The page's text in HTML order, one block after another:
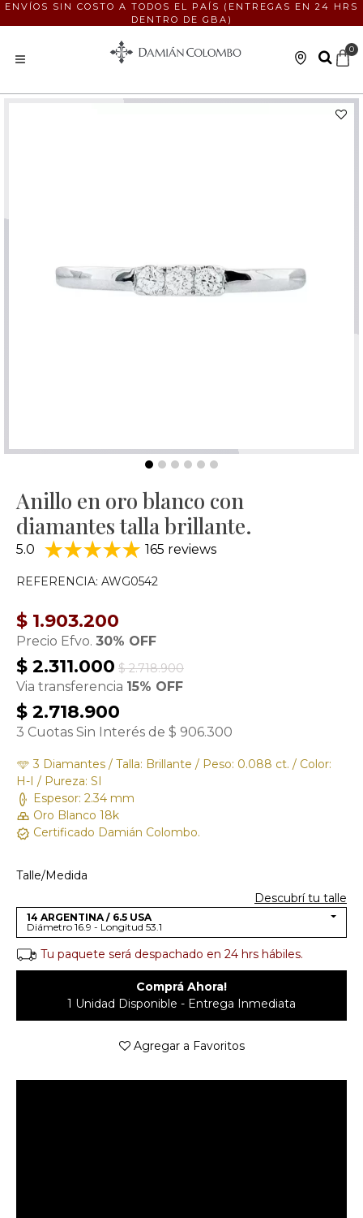
ENVÍOS SIN COSTO A TODOS EL PAÍS (ENTREGAS EN 24 HRS
DENTRO DE GBA)
0
Anillo en oro blanco con
diamantes talla brillante.
5.0 165 reviews
REFERENCIA: AWG0542
$ 1.903.200
Precio Efvo. 30% OFF
$ 2.311.000 $ 2.718.900
Via transferencia 15% OFF
$ 2.718.900
3 Cuotas Sin Interés de $ 906.300
3 Diamantes / Talla: Brillante / Peso: 0.088 ct. / Color:
H-I / Pureza: SI
Espesor: 2.34 mm
Oro Blanco 18k
Certificado Damián Colombo.
Talle/Medida
Descubrí tu talle
14 ARGENTINA / 6.5 USA
Diámetro 16.9 - Longitud 53.1
Tu paquete será despachado en 24 hrs hábiles.
Comprá Ahora!
1 Unidad Disponible - Entrega Inmediata
Agregar a Favoritos